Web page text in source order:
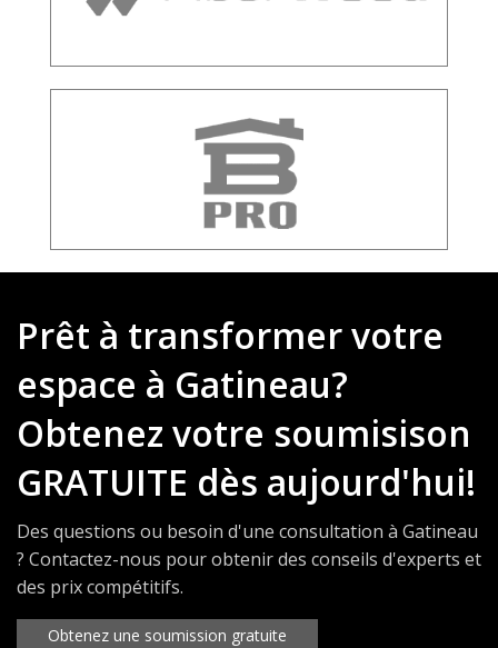
Prêt à transformer votre
espace à Gatineau?
Obtenez votre soumisison
GRATUITE dès aujourd'hui!
Des questions ou besoin d'une consultation à Gatineau
? Contactez-nous pour obtenir des conseils d'experts et
des prix compétitifs.
Obtenez une soumission gratuite